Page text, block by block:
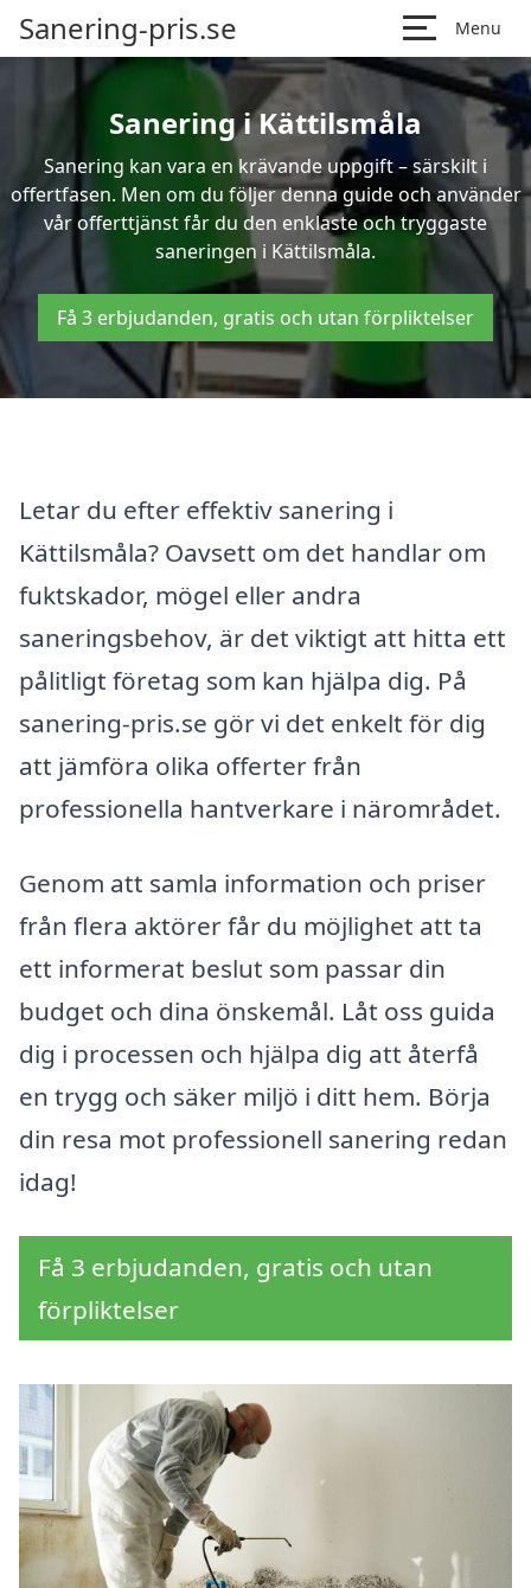
Sanering-pris.se Menu
Sanering i Kättilsmåla
Sanering kan vara en krävande uppgift – särskilt i
offertfasen. Men om du följer denna guide och använder
vår offerttjänst får du den enklaste och tryggaste
saneringen i Kättilsmåla.
Få 3 erbjudanden, gratis och utan förpliktelser
Letar du efter effektiv sanering i
Kättilsmåla? Oavsett om det handlar om
fuktskador, mögel eller andra
saneringsbehov, är det viktigt att hitta ett
pålitligt företag som kan hjälpa dig. På
sanering-pris.se gör vi det enkelt för dig
att jämföra olika offerter från
professionella hantverkare i närområdet.
Genom att samla information och priser
från flera aktörer får du möjlighet att ta
ett informerat beslut som passar din
budget och dina önskemål. Låt oss guida
dig i processen och hjälpa dig att återfå
en trygg och säker miljö i ditt hem. Börja
din resa mot professionell sanering redan
idag!
Få 3 erbjudanden, gratis och utan
förpliktelser